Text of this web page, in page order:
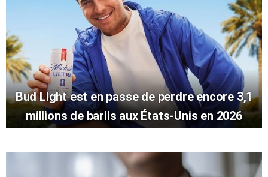
Bud Light est en passe de perdre encore 3,1
millions de barils aux États-Unis en 2026